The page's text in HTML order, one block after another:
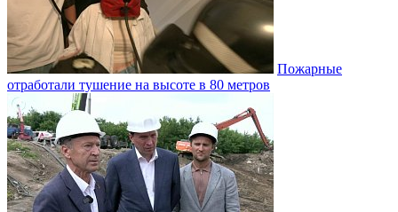
Пожарные
отработали тушение на высоте в 80 метров